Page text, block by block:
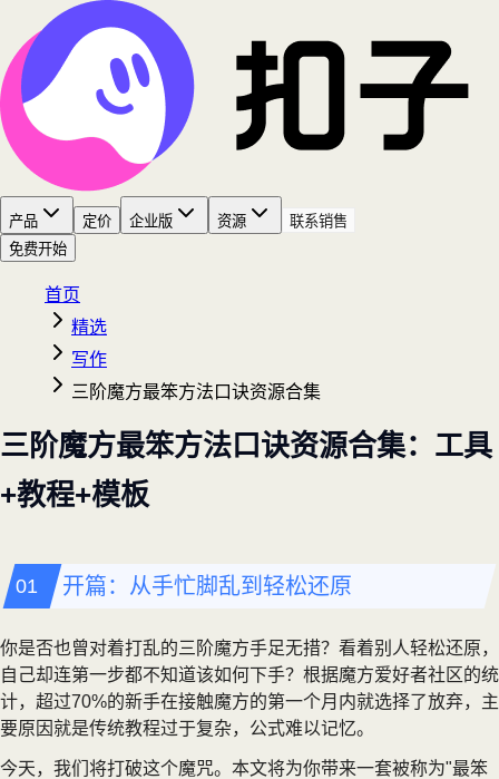
产品 定价 企业版 资源
联系销售
免费开始
首页
精选
写作
三阶魔方最笨方法口诀资源合集
三阶魔方最笨方法口诀资源合集：工具
+教程+模板
开篇：从手忙脚乱到轻松还原
你是否也曾对着打乱的三阶魔方手足无措？看着别人轻松还原，
自己却连第一步都不知道该如何下手？根据魔方爱好者社区的统
计，超过70%的新手在接触魔方的第一个月内就选择了放弃，主
要原因就是传统教程过于复杂，公式难以记忆。
今天，我们将打破这个魔咒。本文将为你带来一套被称为"最笨